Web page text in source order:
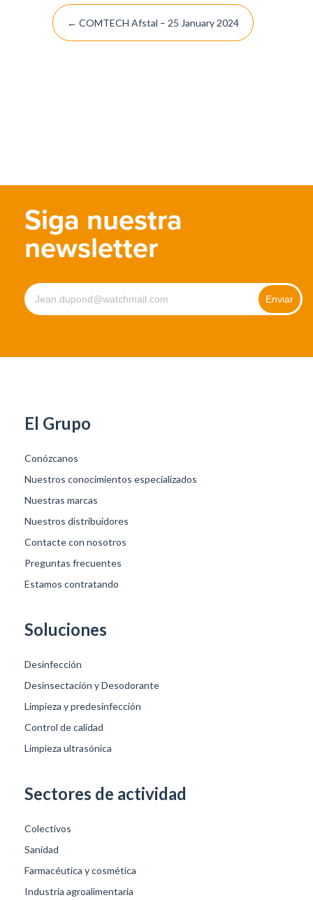
Post
navigation
← COMTECH Afstal – 25 January 2024
Siga nuestra
newsletter
El Grupo
Conózcanos
Nuestros conocimientos especializados
Nuestras marcas
Nuestros distribuidores
Contacte con nosotros
Preguntas frecuentes
Estamos contratando
Soluciones
Desinfección
Desinsectación y Desodorante
Limpieza y predesinfección
Control de calidad
Limpieza ultrasónica
Sectores de actividad
Colectivos
Sanidad
Farmacéutica y cosmética
Industria agroalimentaria